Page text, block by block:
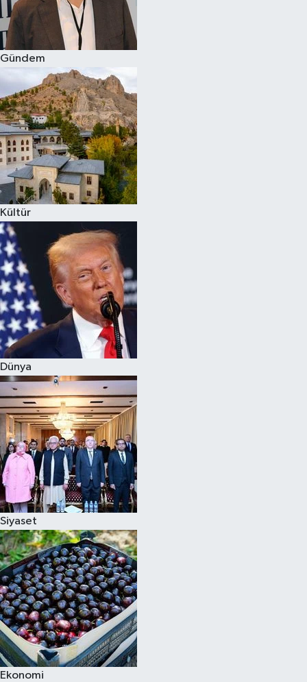
Gündem
Kültür
Dünya
Siyaset
Ekonomi
Spor
Burç Yorumları
Çocuk
Eğitim
Hava Durumu
Kadın
Kim kimdir?
Kültür Sanat
Sağlık
Siyaset
Teknoloji
Televizyon
Yaşam-Çevre